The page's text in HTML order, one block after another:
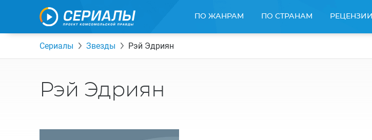
ПО ЖАНРАМ ПО СТРАНАМ РЕЦЕНЗИИ
Сериалы Звезды Рэй Эдриян
Рэй Эдриян